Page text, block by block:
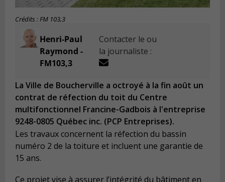
Crédits : FM 103,3
Henri-Paul
Raymond -
FM103,3
Contacter le ou
la journaliste :
La Ville de Boucherville a octroyé à la fin août un
contrat de réfection du toit du Centre
multifonctionnel Francine-Gadbois à l'entreprise
9248-0805 Québec inc. (PCP Entreprises).
Les travaux concernent la réfection du bassin
numéro 2 de la toiture et incluent une garantie de
15 ans.
Ce projet vise à assurer l’intégrité du bâtiment en